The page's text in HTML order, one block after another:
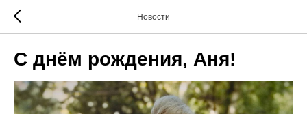
Новости
С днём рождения, Аня!